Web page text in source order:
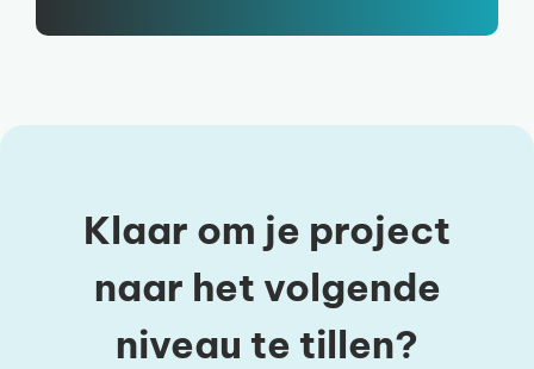
Klaar om je project
naar het volgende
niveau te tillen?